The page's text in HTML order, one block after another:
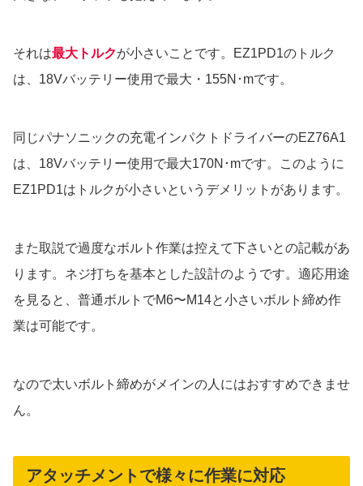
それは最大トルクが小さいことです。EZ1PD1のトルク
は、18Vバッテリー使用で最大・155N･mです。
同じパナソニックの充電インパクトドライバーのEZ76A1
は、18Vバッテリー使用で最大170N･mです。このように
EZ1PD1はトルクが小さいというデメリットがあります。
また取説で過度なボルト作業は控えて下さいとの記載があ
ります。ネジ打ちを基本とした設計のようです。適応用途
を見ると、普通ボルトでM6〜M14と小さいボルト締め作
業は可能です。
なので太いボルト締めがメインの人にはおすすめできませ
ん。
アタッチメントで様々に作業に対応